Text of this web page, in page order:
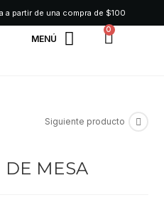
a partir de una compra de $100
0
Siguiente producto
MESA